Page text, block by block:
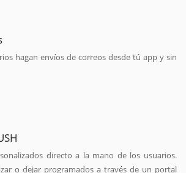
hagan envíos de correos desde tú app y sin
directo a la mano de los usuarios.
o dejar programados a través de un portal